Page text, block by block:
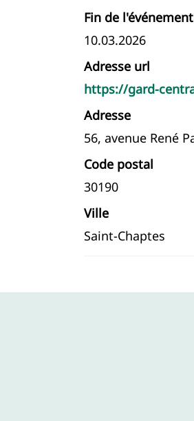
Fin de l'événement
10.03.2026
Adresse url
https://gard-
Adresse
56, avenue René
Code postal
30190
Ville
Saint-Chaptes